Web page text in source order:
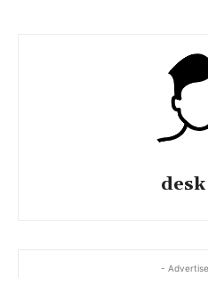
-